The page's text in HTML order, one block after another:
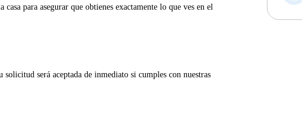
casa para asegurar que obtienes exactamente lo que ves en el
será aceptada de inmediato si cumples con nuestras